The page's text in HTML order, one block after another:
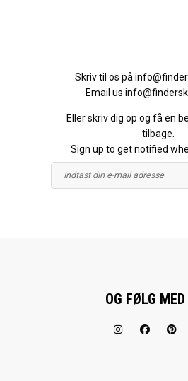
Skriv til os på
Email us
Eller skriv dig op og få en
tilbage.
Sign up to get notified
OG FØLG MED